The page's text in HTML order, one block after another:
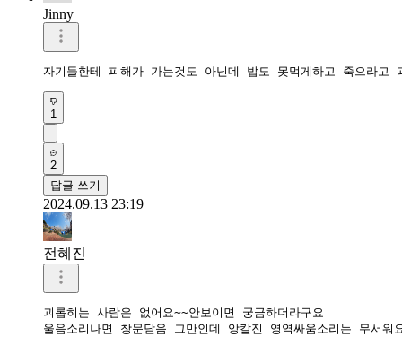
Jinny
자기들한테 피해가 가는것도 아닌데 밥도 못먹게하고 죽으라
1
2
답글 쓰기
2024.09.13 23:19
전혜진
괴롭히는 사람은 없어요~~안보이면 궁금하더라구요
울음소리나면 창문닫음 그만인데 앙칼진 영역싸움소리는 무서워